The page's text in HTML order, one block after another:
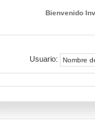
Bienvenido
Usuario: